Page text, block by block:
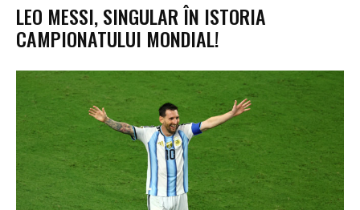
LEO MESSI, SINGULAR ÎN ISTORIA
CAMPIONATULUI MONDIAL!